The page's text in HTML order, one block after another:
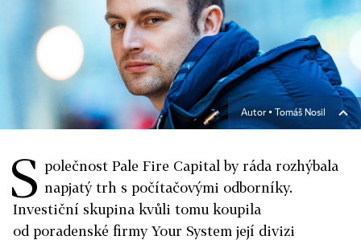
Autor ▪ Tomáš Nosil
S polečnost Pale Fire Capital by ráda rozhýbala
napjatý trh s počítačovými odborníky.
Investiční skupina kvůli tomu koupila
od poradenské firmy Your System její divizi